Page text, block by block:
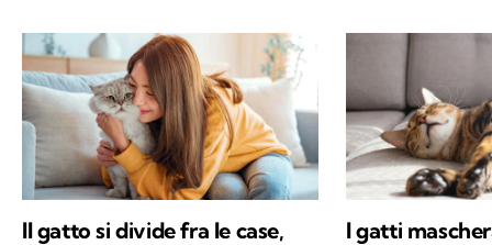
Il gatto si divide fra le case,
I gatti